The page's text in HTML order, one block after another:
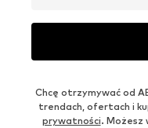
Chcę otrzymywać od
trendach, ofertach i
prywatności. Możesz